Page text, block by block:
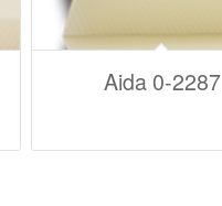
Aida 0-2287